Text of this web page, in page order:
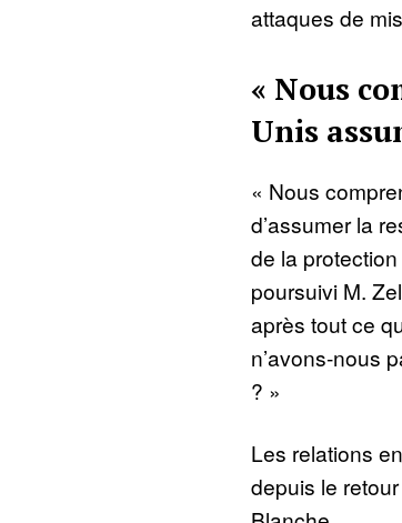
attaques de
« Nous
Unis
« Nous
d’assumer la
de la
poursuivi M.
après tout ce
n’avons-nous
? »
Les relations
depuis le